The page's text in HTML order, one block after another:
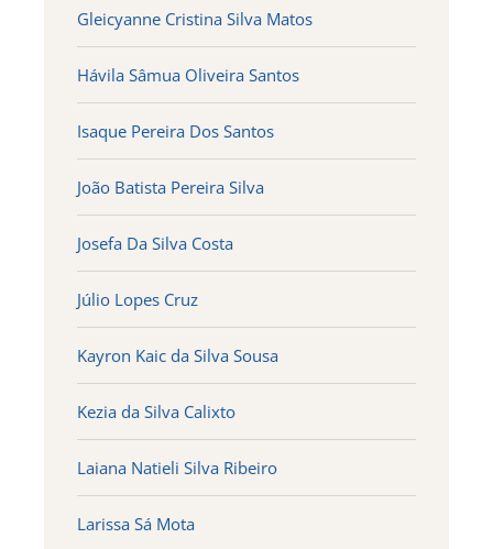
Gleicyanne Cristina Silva Matos
Hávila Sâmua Oliveira Santos
Isaque Pereira Dos Santos
João Batista Pereira Silva
Josefa Da Silva Costa
Júlio Lopes Cruz
Kayron Kaic da Silva Sousa
Kezia da Silva Calixto
Laiana Natieli Silva Ribeiro
Larissa Sá Mota